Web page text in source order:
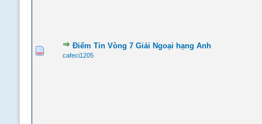
Điểm Tin Vòng 7 Giải Ngoại hạng Anh
cafeci1205